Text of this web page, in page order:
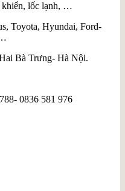
khiển, lốc lạnh, …
Toyota, Hyundai, Ford-
Bà Trưng- Hà Nội.
0836 581 976